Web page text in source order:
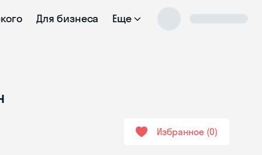
Для бизнеса Еще
Избранное 0